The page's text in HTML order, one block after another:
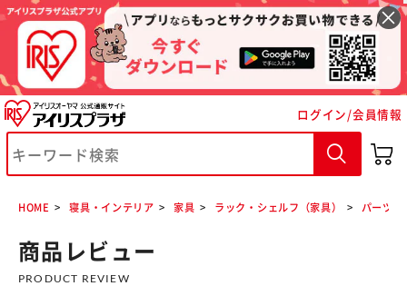
ログイン/会員情報
HOME 寝具・インテリア 家具 ラック・シェルフ（家具） パーツ各
商品レビュー
PRODUCT REVIEW
※ご確認ください
カートに入れる 購入手続きへ